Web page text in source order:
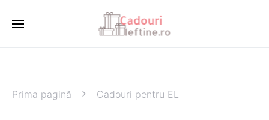
Prima pagină Cadouri pentru EL